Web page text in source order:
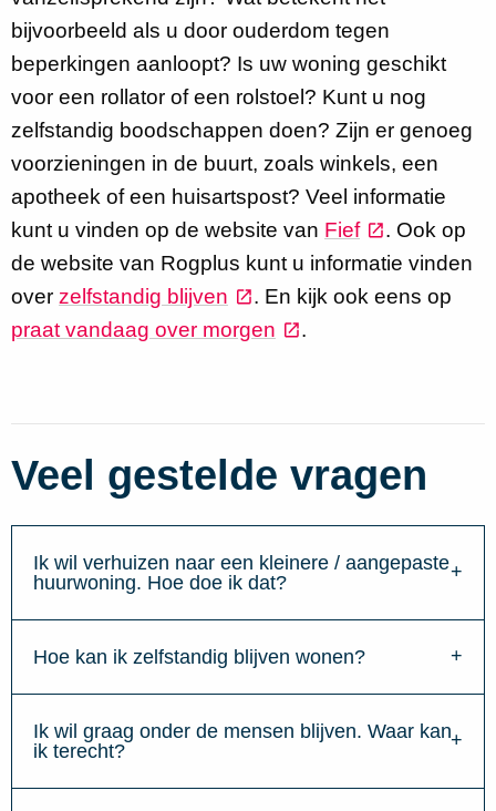
bijvoorbeeld als u door ouderdom tegen
beperkingen aanloopt? Is uw woning geschikt
voor een rollator of een rolstoel? Kunt u nog
zelfstandig boodschappen doen? Zijn er genoeg
voorzieningen in de buurt, zoals winkels, een
apotheek of een huisartspost? Veel informatie
kunt u vinden op de website van Fief
. Ook op
de website van Rogplus kunt u informatie vinden
over zelfstandig blijven
. En kijk ook eens op
praat vandaag over morgen
.
Veel gestelde vragen
Ik wil verhuizen naar een kleinere / aangepaste
huurwoning. Hoe doe ik dat?
Hoe kan ik zelfstandig blijven wonen?
Ik wil graag onder de mensen blijven. Waar kan
ik terecht?